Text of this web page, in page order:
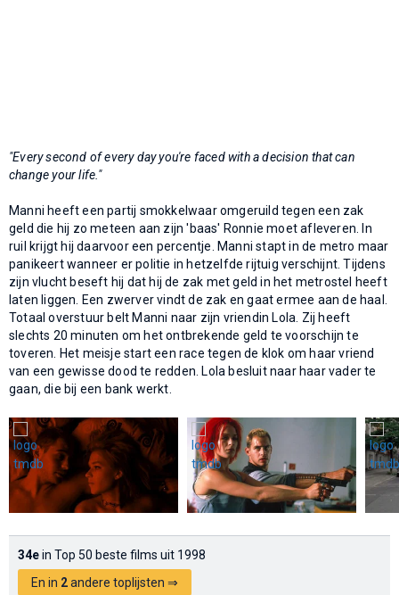
"Every second of every day you're faced with a decision that can
change your life."
Manni heeft een partij smokkelwaar omgeruild tegen een zak
geld die hij zo meteen aan zijn 'baas' Ronnie moet afleveren. In
ruil krijgt hij daarvoor een percentje. Manni stapt in de metro maar
panikeert wanneer er politie in hetzelfde rijtuig verschijnt. Tijdens
zijn vlucht beseft hij dat hij de zak met geld in het metrostel heeft
laten liggen. Een zwerver vindt de zak en gaat ermee aan de haal.
Totaal overstuur belt Manni naar zijn vriendin Lola. Zij heeft
slechts 20 minuten om het ontbrekende geld te voorschijn te
toveren. Het meisje start een race tegen de klok om haar vriend
van een gewisse dood te redden. Lola besluit naar haar vader te
gaan, die bij een bank werkt.
34ein Top 50 beste films uit 1998
En in 2andere toplijsten ⇒